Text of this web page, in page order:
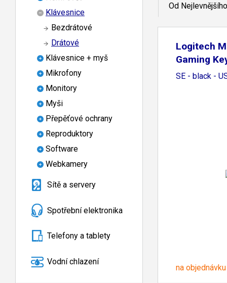
Klávesnice
Bezdrátové
Drátové
Klávesnice + myš
Mikrofony
Monitory
Myši
Přepěťové ochrany
Reproduktory
Software
Webkamery
Sítě a servery
Spotřební elektronika
Telefony a tablety
Vodní chlazení
Od Nejlevnějšího
Logitech
Gaming
SE - black -
na objednávku